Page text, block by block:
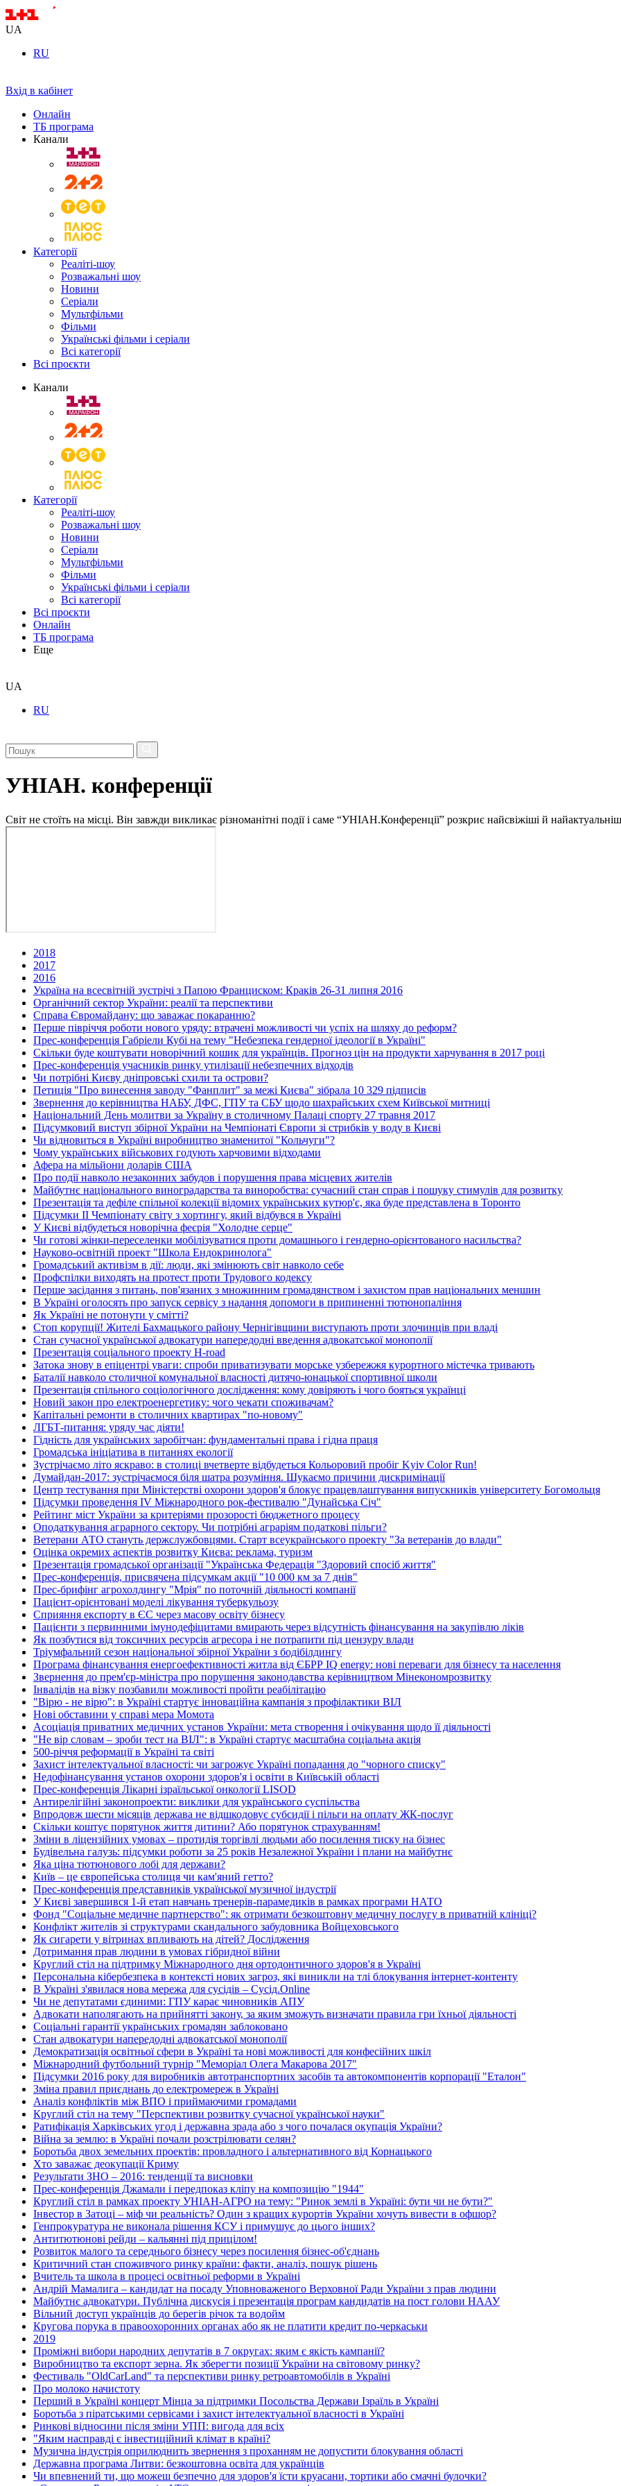
UA
RU
Вхід в кабінет
Онлайн
ТБ програма
Канали
Категорії
Реаліті-шоу
Розважальні шоу
Новини
Серіали
Мультфільми
Фільми
Українські фільми і серіали
Всі категорії
Всі проєкти
Канали
Категорії
Реаліті-шоу
Розважальні шоу
Новини
Серіали
Мультфільми
Фільми
Українські фільми і серіали
Всі категорії
Всі проєкти
Онлайн
ТБ програма
Еще
UA
RU
УНІАН. конференції
Світ не стоїть на місці. Він завжди викликає різноманітні події і саме “УНІАН.Конференції” розкриє найсвіжіші й
2018
2017
2016
Україна на всесвітній зустрічі з Папою Франциском: Краків 26-31 липня 2016
Органічний сектор України: реалії та перспективи
Справа Євромайдану: що заважає покаранню?
Перше півріччя роботи нового уряду: втрачені можливості чи успіх на шляху до реформ?
Прес-конференція Габріели Кубі на тему "Небезпека гендерної ідеології в Україні"
Скільки буде коштувати новорічний кошик для українців. Прогноз цін на продукти харчування в 2017 році
Прес-конференція учасників ринку утилізації небезпечних відходів
Чи потрібні Києву дніпровські схили та острови?
Петиція "Про винесення заводу "Фанплит" за межі Києва" зібрала 10 329 підписів
Звернення до керівництва НАБУ, ДФС, ГПУ та СБУ щодо шахрайських схем Київської митниці
Національний День молитви за Україну в столичному Палаці спорту 27 травня 2017
Підсумковий виступ збірної України на Чемпіонаті Європи зі стрибків у воду в Києві
Чи відновиться в Україні виробництво знаменитої "Кольчуги"?
Чому українських військових годують харчовими відходами
Афера на мільйони доларів США
Про події навколо незаконних забудов і порушення права місцевих жителів
Майбутнє національного виноградарства та виноробства: сучасний стан справ і пошуку стимулів для розвитку
Презентація та дефіле спільної колекції відомих українських кутюр'є, яка буде представлена в Торонто
Підсумки ІІ Чемпіонату світу з хортингу, який відбувся в Україні
У Києві відбудеться новорічна феєрія "Холодне серце"
Чи готові жінки-переселенки мобілізуватися проти домашнього і гендерно-орієнтованого насильства?
Науково-освітній проект "Школа Ендокринолога"
Громадський активізм в дії: люди, які змінюють світ навколо себе
Профспілки виходять на протест проти Трудового кодексу
Перше засідання з питань, пов'язаних з множинним громадянством і захистом прав національних меншин
В Україні оголосять про запуск сервісу з надання допомоги в припиненні тютюнопаління
Як Україні не потонути у смітті?
Стоп корупції! Жителі Бахмацького району Чернігівщини виступають проти злочинців при владі
Стан сучасної української адвокатури напередодні введення адвокатської монополії
Презентація соціального проекту H-road
Затока знову в епіцентрі уваги: спроби приватизувати морське узбережжя курортного містечка тривають
Баталії навколо столичної комунальної власності дитячо-юнацької спортивної школи
Презентація спільного соціологічного дослідження: кому довіряють і чого бояться українці
Новий закон про електроенергетику: чого чекати споживачам?
Капітальні ремонти в столичних квартирах "по-новому"
ЛГБТ-питання: уряду час діяти!
Гідність для українських заробітчан: фундаментальні права і гідна праця
Громадська ініціатива в питаннях екології
Зустрічаємо літо яскраво: в столиці вчетверте відбудеться Кольоровий пробіг Kyiv Color Run!
Думайдан-2017: зустрічаємося біля шатра розуміння. Шукаємо причини дискримінації
Центр тестування при Міністерстві охорони здоров'я блокує працевлаштування випускників університету Богомольця
Підсумки проведення IV Міжнародного рок-фестивалю "Дунайська Січ"
Рейтинг міст України за критеріями прозорості бюджетного процесу
Оподаткування аграрного сектору. Чи потрібні аграріям податкові пільги?
Ветерани АТО стануть держслужбовцями. Старт всеукраїнського проекту "За ветеранів до влади"
Оцінка окремих аспектів розвитку Києва: реклама, туризм
Презентація громадської організації "Українська Федерація "Здоровий спосіб життя"
Прес-конференція, присвячена підсумкам акції "10 000 км за 7 днів"
Прес-брифінг агрохолдингу "Мрія" по поточній діяльності компанії
Пацієнт-орієнтовані моделі лікування туберкульозу
Сприяння експорту в ЄС через масову освіту бізнесу
Пацієнти з первинними імунодефіцитами вмирають через відсутність фінансування на закупівлю ліків
Як позбутися від токсичних ресурсів агресора і не потрапити під цензуру влади
Тріумфальний сезон національної збірної України з бодібілдингу
Програма фінансування енергоефективності житла від ЄБРР IQ energy: нові переваги для бізнесу та населення
Звернення до прем'єр-міністра про порушення законодавства керівництвом Мінекономрозвитку
Інвалідів на візку позбавили можливості пройти реабілітацію
"Вірю - не вірю": в Україні стартує інноваційна кампанія з профілактики ВІЛ
Нові обставини у справі мера Момота
Асоціація приватних медичних установ України: мета створення і очікування щодо її діяльності
"Не вір словам – зроби тест на ВІЛ": в Україні стартує масштабна соціальна акція
500-річчя реформації в Україні та світі
Захист інтелектуальної власності: чи загрожує Україні попадання до "чорного списку"
Недофінансування установ охорони здоров'я і освіти в Київській області
Прес-конференція Лікарні ізраїльської онкології LISOD
Антирелігійні законопроекти: виклики для українського суспільства
Впродовж шести місяців держава не відшкодовує субсидії і пільги на оплату ЖК-послуг
Скільки коштує порятунок життя дитини? Або порятунок страхуванням!
Зміни в ліцензійних умовах – протидія торгівлі людьми або посилення тиску на бізнес
Будівельна галузь: підсумки роботи за 25 років Незалежної України і плани на майбутнє
Яка ціна тютюнового лобі для держави?
Київ – це європейська столиця чи кам'яний гетто?
Прес-конференція представників української музичної індустрії
У Києві завершився 1-й етап навчань тренерів-парамедиків в рамках програми НАТО
Фонд "Соціальне медичне партнерство": як отримати безкоштовну медичну послугу в приватній клініці?
Конфлікт жителів зі структурами скандального забудовника Войцеховського
Як сигарети у вітринах впливають на дітей? Дослідження
Дотримання прав людини в умовах гібридної війни
Круглий стіл на підтримку Міжнародного дня ортодонтичного здоров'я в Україні
Персональна кібербезпека в контексті нових загроз, які виникли на тлі блокування інтернет-контенту
В Україні з'явилася нова мережа для сусідів – Сусід.Online
Чи не депутатами єдиними: ГПУ карає чиновників АПУ
Адвокати наполягають на прийнятті закону, за яким зможуть визначати правила гри їхньої діяльності
Соціальні гарантії українських громадян заблоковано
Стан адвокатури напередодні адвокатської монополії
Демократизація освітньої сфери в Україні та нові можливості для конфесійних шкіл
Міжнародний футбольний турнір "Меморіал Олега Макарова 2017"
Підсумки 2016 року для виробників автотранспортних засобів та автокомпонентів корпорації "Еталон"
Зміна правил приєднань до електромереж в Україні
Аналіз конфліктів між ВПО і приймаючими громадами
Круглий стіл на тему "Перспективи розвитку сучасної української науки"
Ратифікація Харківських угод і державна зрада або з чого почалася окупація України?
Війна за землю: в Україні почали розстрілювати селян?
Боротьба двох земельних проектів: провладного і альтернативного від Корнацького
Хто заважає деокупації Криму
Результати ЗНО – 2016: тенденції та висновки
Прес-конференція Джамали і передпоказ кліпу на композицію "1944"
Круглий стіл в рамках проекту УНІАН-АГРО на тему: "Ринок землі в Україні: бути чи не бути?"
Інвестор в Затоці – міф чи реальність? Один з кращих курортів України хочуть вивести в офшор?
Генпрокуратура не виконала рішення КСУ і примушує до цього інших?
Антитютюнові рейди – кальянні під прицілом!
Розвиток малого та середнього бізнесу через посилення бізнес-об'єднань
Критичний стан споживчого ринку країни: факти, аналіз, пошук рішень
Вчитель та школа в процесі освітньої реформи в Україні
Андрій Мамалига – кандидат на посаду Уповноваженого Верховної Ради України з прав людини
Майбутнє адвокатури. Публічна дискусія і презентація програм кандидатів на пост голови НААУ
Вільний доступ українців до берегів річок та водойм
Кругова порука в правоохоронних органах або як не платити кредит по-черкаськи
2019
Проміжні вибори народних депутатів в 7 округах: яким є якість кампанії?
Виробництво та експорт зерна. Як зберегти позиції України на світовому ринку?
Фестиваль "OldCarLand" та перспективи ринку ретроавтомобілів в Україні
Про молоко начистоту
Перший в Україні концерт Мінца за підтримки Посольства Держави Ізраїль в Україні
Боротьба з піратськими сервісами і захист інтелектуальної власності в Україні
Ринкові відносини після зміни УПП: вигода для всіх
"Яким насправді є інвестиційний клімат в країні?
Музична індустрія оприлюднить звернення з проханням не допустити блокування області
Державна програма Литви: безкоштовна освіта для українців
Чи впевнений ти, що можеш безпечно для здоров'я їсти круасани, тортики або смачні булочки?